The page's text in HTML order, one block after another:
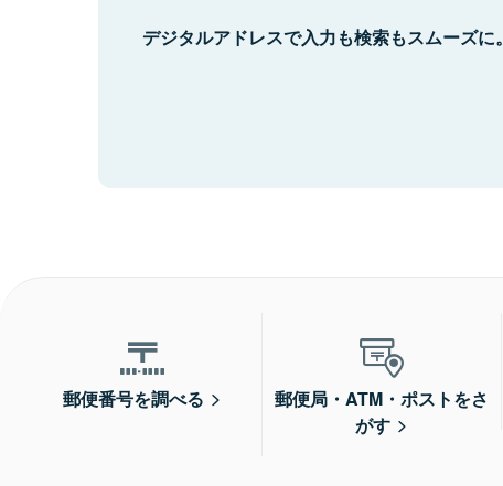
デジタルアドレスで入力も検索もスムーズに。
郵便番号を調べる
郵便局・ATM・ポストをさ
がす